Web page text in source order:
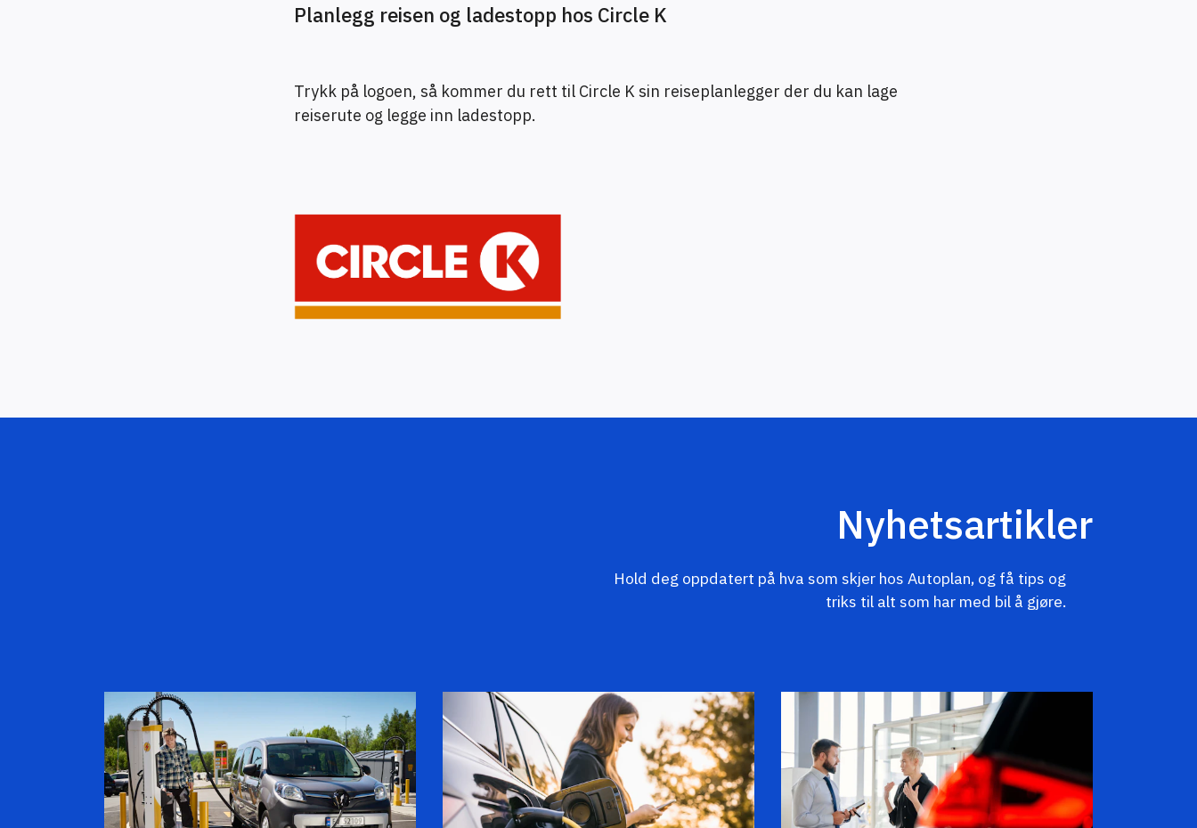
Planlegg reisen og ladestopp hos Circle K
Trykk på logoen, så kommer du rett til Circle K sin reiseplanlegger der du kan lage
reiserute og legge inn ladestopp.
Nyhetsartikler
Hold deg oppdatert på hva som skjer hos Autoplan, og få tips og
triks til alt som har med bil å gjøre.